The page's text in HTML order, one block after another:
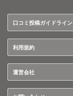
口コミ投稿ガイドライン
利用規約
運営会社